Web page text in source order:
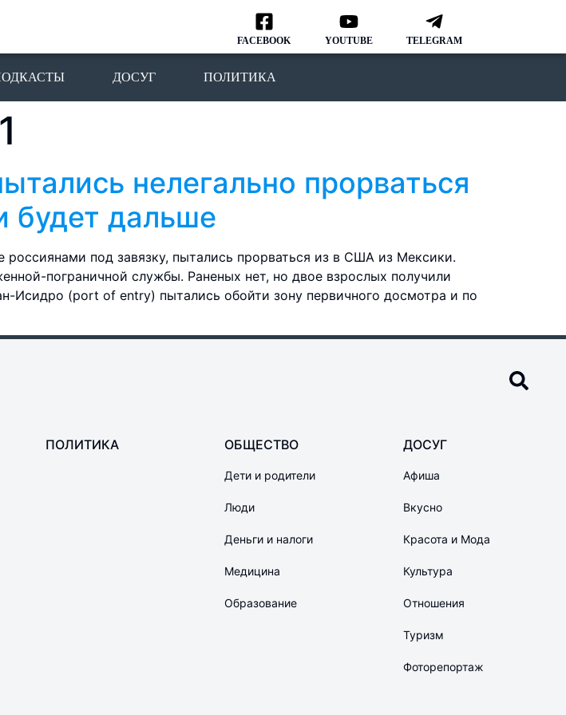
FACEBOOK YOUTUBE TELEGRAM
ДОСУГ ПОЛИТИКА
нелегально прорваться
будет дальше
под завязку, пытались прорваться из в США из Мексики.
пограничной службы. Раненых нет, но двое взрослых получили
(port of entry) пытались обойти зону первичного досмотра и по
ПОЛИТИКА ОБЩЕСТВО
Дети и родители
Люди
Деньги и налоги
Медицина
Образование
ДОСУГ
Афиша
Вкусно
Красота и Мода
Культура
Отношения
Туризм
Фоторепортаж